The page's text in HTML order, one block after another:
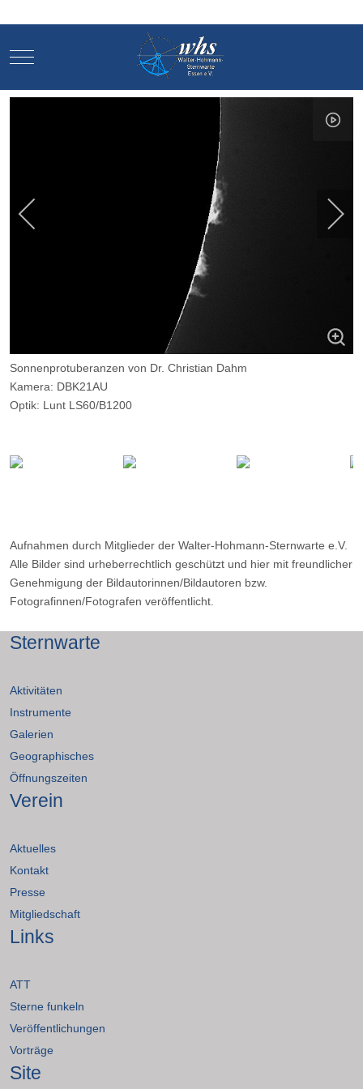
Mobile Menu Toggle
Sonnenprotuberanzen von Dr. Christian Dahm
Kamera: DBK21AU
Optik: Lunt LS60/B1200
Ort: Mülheim an der Ruhr
Aufnahmen durch Mitglieder der Walter-Hohmann-Sternwarte e.V.
Alle Bilder sind urheberrechtlich geschützt und hier mit freundlicher
Genehmigung der Bildautorinnen/Bildautoren bzw.
Fotografinnen/Fotografen veröffentlicht.
Sternwarte
Aktivitäten
Instrumente
Galerien
Geographisches
Öffnungszeiten
Verein
Aktuelles
Kontakt
Presse
Mitgliedschaft
Links
ATT
Sterne funkeln
Veröffentlichungen
Vorträge
Site